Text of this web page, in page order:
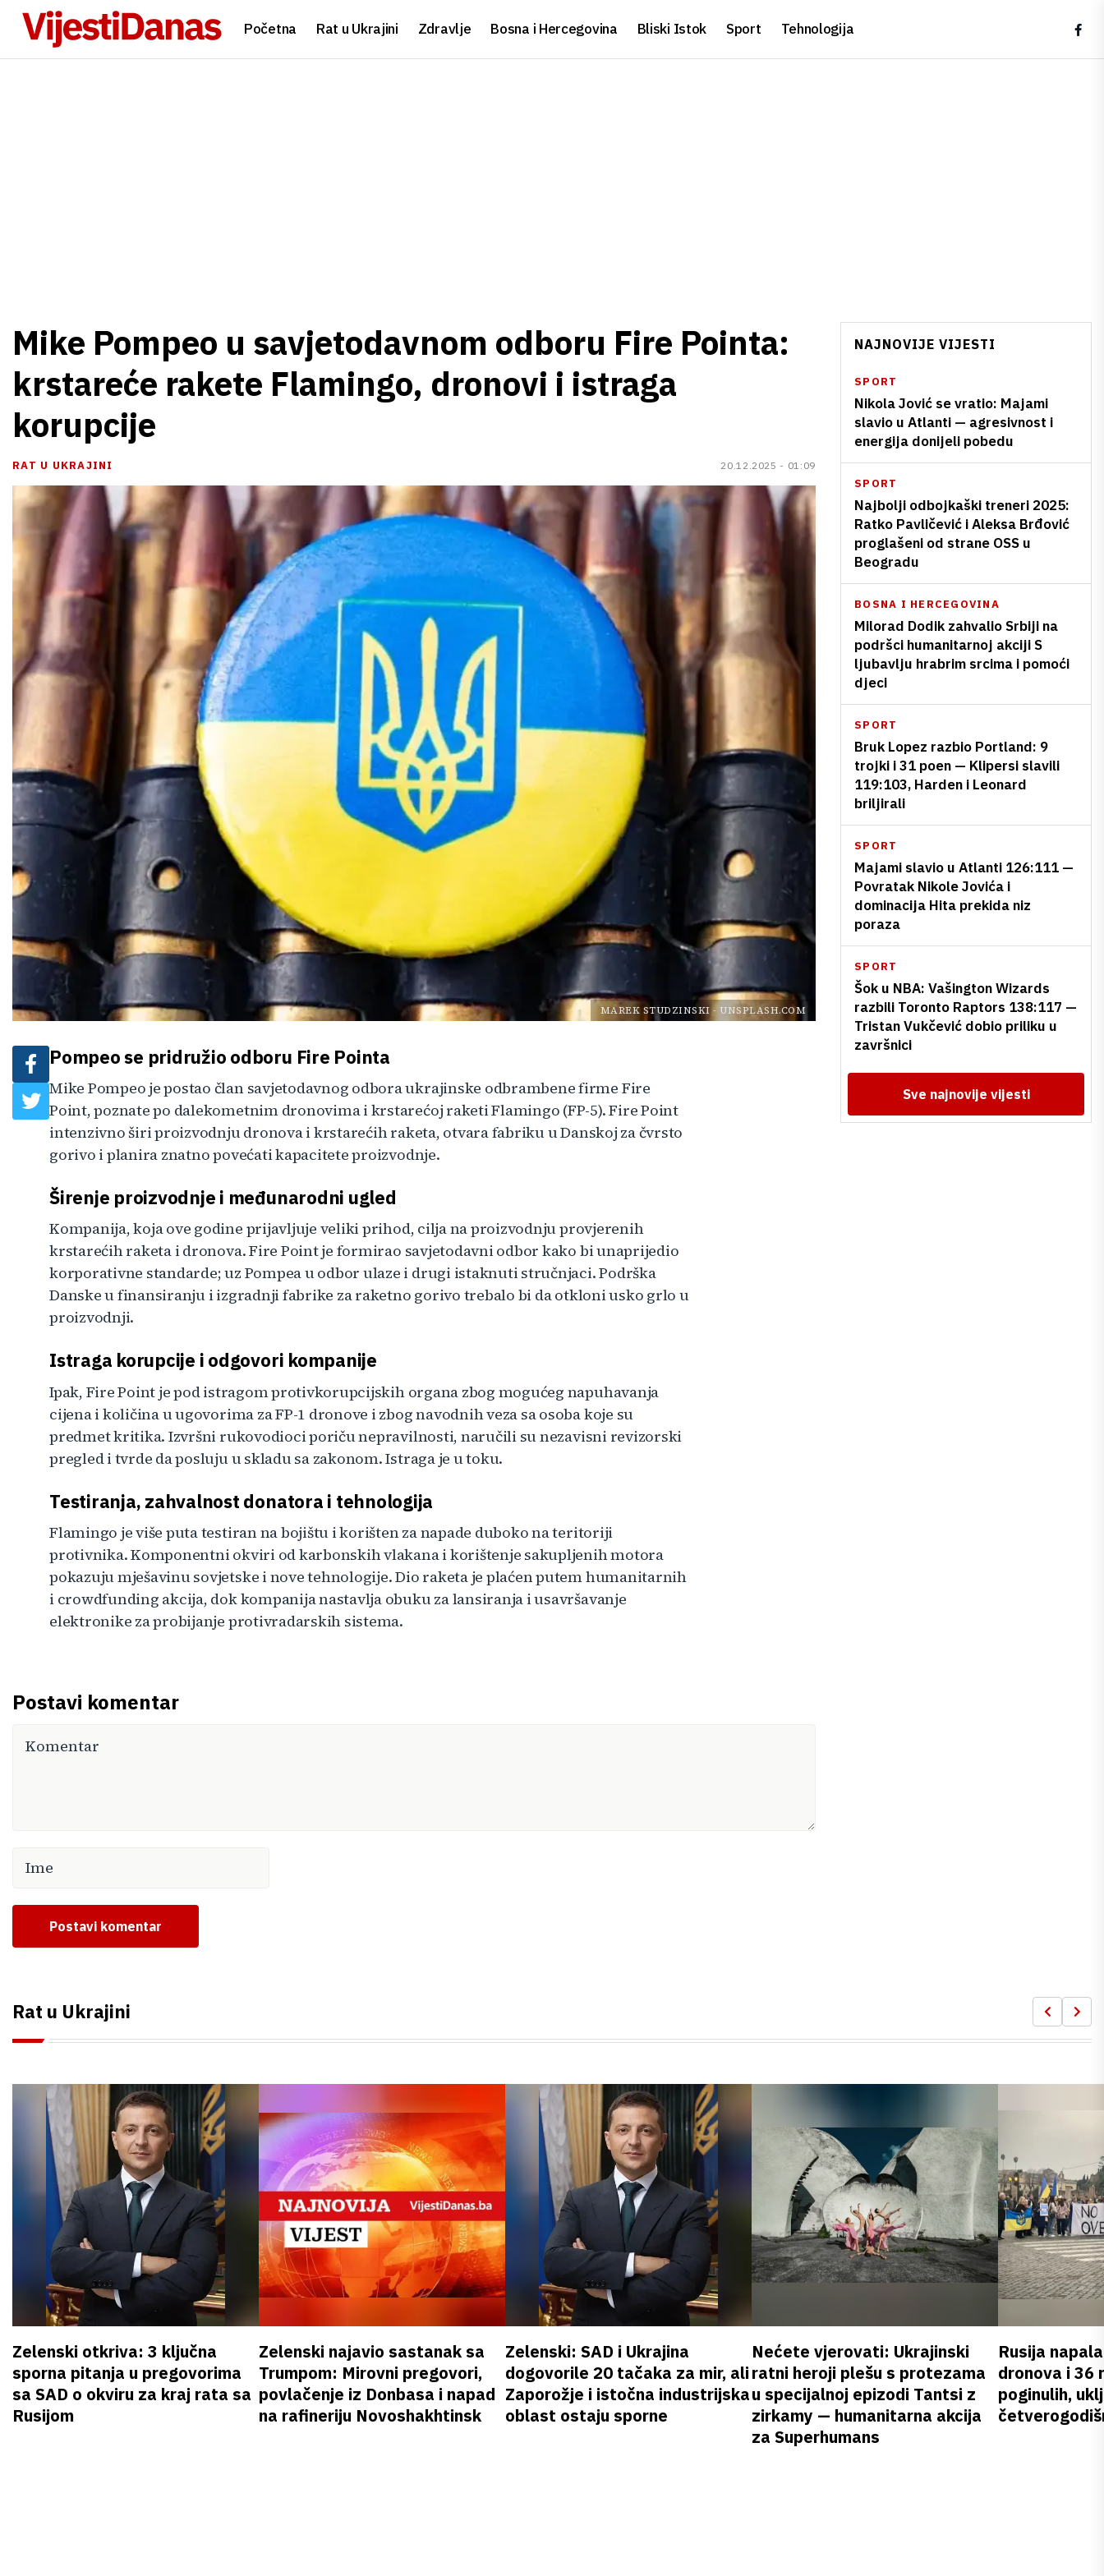
Početna Rat u Ukrajini Zdravlje Bosna i Hercegovina Bliski Istok Sport Tehnologija
Mike Pompeo u savjetodavnom odboru Fire Pointa:
krstareće rakete Flamingo, dronovi i istraga
korupcije
RAT U UKRAJINI 20.12.2025 - 01:09
MAREK STUDZINSKI - UNSPLASH.COM
Pompeo se pridružio odboru Fire Pointa
Mike Pompeo je postao član savjetodavnog odbora ukrajinske odbrambene firme Fire
Point, poznate po dalekometnim dronovima i krstarećoj raketi Flamingo (FP-5). Fire Point
intenzivno širi proizvodnju dronova i krstarećih raketa, otvara fabriku u Danskoj za čvrsto
gorivo i planira znatno povećati kapacitete proizvodnje.
Širenje proizvodnje i međunarodni ugled
Kompanija, koja ove godine prijavljuje veliki prihod, cilja na proizvodnju provjerenih
krstarećih raketa i dronova. Fire Point je formirao savjetodavni odbor kako bi unaprijedio
korporativne standarde; uz Pompea u odbor ulaze i drugi istaknuti stručnjaci. Podrška
Danske u finansiranju i izgradnji fabrike za raketno gorivo trebalo bi da otkloni usko grlo u
proizvodnji.
Istraga korupcije i odgovori kompanije
Ipak, Fire Point je pod istragom protivkorupcijskih organa zbog mogućeg napuhavanja
cijena i količina u ugovorima za FP-1 dronove i zbog navodnih veza sa osoba koje su
predmet kritika. Izvršni rukovodioci poriču nepravilnosti, naručili su nezavisni revizorski
pregled i tvrde da posluju u skladu sa zakonom. Istraga je u toku.
Testiranja, zahvalnost donatora i tehnologija
Flamingo je više puta testiran na bojištu i korišten za napade duboko na teritoriji
protivnika. Komponentni okviri od karbonskih vlakana i korištenje sakupljenih motora
pokazuju mješavinu sovjetske i nove tehnologije. Dio raketa je plaćen putem humanitarnih
i crowdfunding akcija, dok kompanija nastavlja obuku za lansiranja i usavršavanje
elektronike za probijanje protivradarskih sistema.
Postavi komentar
Postavi komentar
NAJNOVIJE VIJESTI
SPORT
Nikola Jović se vratio: Majami
slavio u Atlanti — agresivnost i
energija donijeli pobedu
SPORT
Najbolji odbojkaški treneri 2025:
Ratko Pavličević i Aleksa Brđović
proglašeni od strane OSS u
Beogradu
BOSNA I HERCEGOVINA
Milorad Dodik zahvalio Srbiji na
podršci humanitarnoj akciji S
ljubavlju hrabrim srcima i pomoći
djeci
SPORT
Bruk Lopez razbio Portland: 9
trojki i 31 poen — Klipersi slavili
119:103, Harden i Leonard
briljirali
SPORT
Majami slavio u Atlanti 126:111 —
Povratak Nikole Jovića i
dominacija Hita prekida niz
poraza
SPORT
Šok u NBA: Vašington Wizards
razbili Toronto Raptors 138:117 —
Tristan Vukčević dobio priliku u
završnici
Sve najnovije vijesti
Rat u Ukrajini
Zelenski otkriva: 3 ključna
sporna pitanja u pregovorima
sa SAD o okviru za kraj rata sa
Rusijom
Zelenski najavio sastanak sa
Trumpom: Mirovni pregovori,
povlačenje iz Donbasa i napad
na rafineriju Novoshakhtinsk
Zelenski: SAD i Ukrajina
dogovorile 20 tačaka za mir, ali
Zaporožje i istočna industrijska
oblast ostaju sporne
Nećete vjerovati: Ukrajinski
ratni heroji plešu s protezama
u specijalnoj epizodi Tantsi z
zirkamy — humanitarna akcija
za Superhumans
Rusija
dronova i 36
poginulih,